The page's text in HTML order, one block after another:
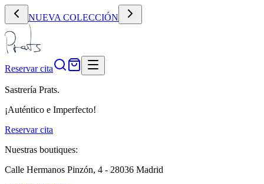
NUEVA COLECCIÓN
Reservar cita
Sastrería Prats.
¡Auténtico e Imperfecto!
Reservar cita
Nuestras boutiques:
Calle Hermanos Pinzón, 4 - 28036 Madrid